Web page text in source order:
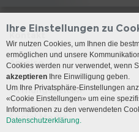
Anreise
Öffnungszeiten
Social Media
Ihre Einstellungen zu
Wir nutzen Cookies, um Ihnen die
ermöglichen und unsere
Cookies werden nur verwendet, wenn
akzeptieren Ihre Einwilligung geben.
Um Ihre Privatsphäre-Einstellungen
«Cookie Einstellungen» um eine
Informationen zu den verwendeten
Datenschutzerklärung.